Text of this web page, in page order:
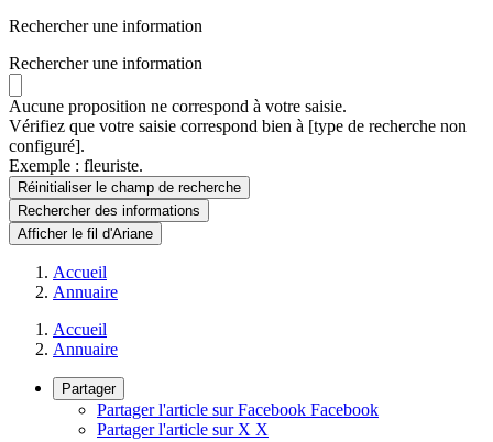
Rechercher une information
Rechercher une information
Aucune proposition ne correspond à votre saisie.
Vérifiez que votre saisie correspond bien à [type de recherche non
configuré].
Exemple : fleuriste.
Réinitialiser le champ de recherche
Rechercherdes informations
Afficher le fil d'Ariane
Accueil
Annuaire
Accueil
Annuaire
Partager
Partager l'article sur Facebook Facebook
Partager l'article sur X X